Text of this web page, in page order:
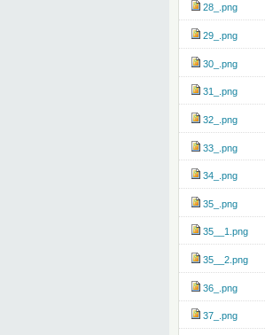
28_.png
29_.png
30_.png
31_.png
32_.png
33_.png
34_.png
35_.png
35__1.png
35__2.png
36_.png
37_.png